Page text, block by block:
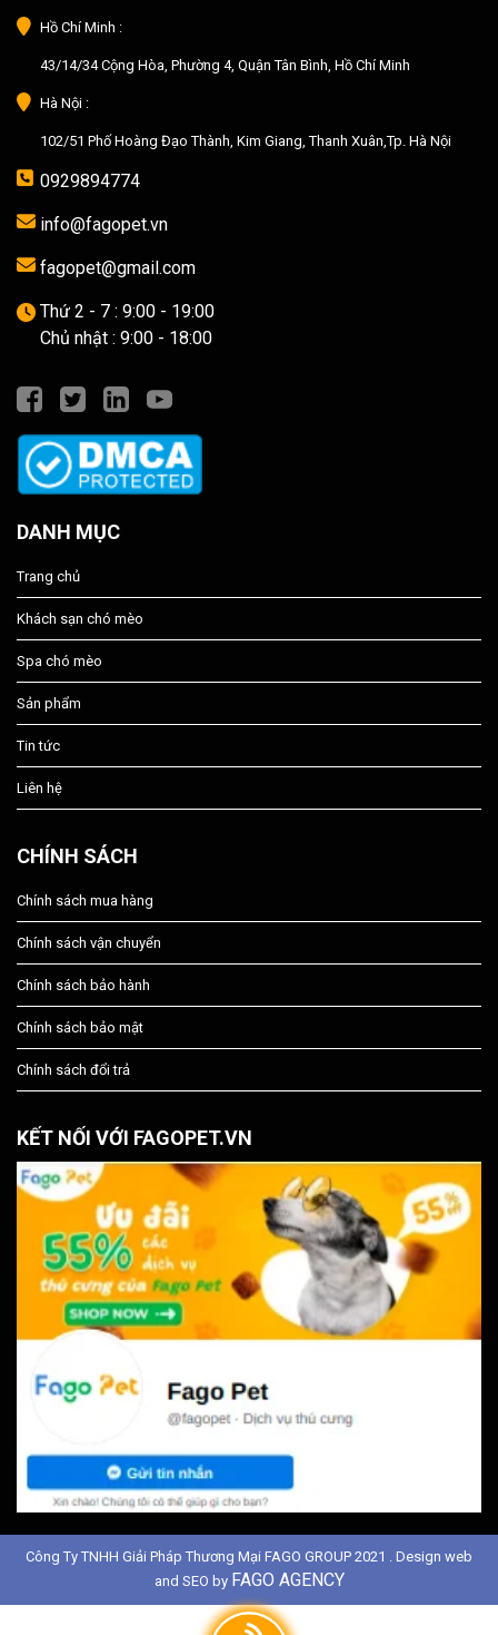
Hồ Chí Minh :
43/14/34 Cộng Hòa, Phường 4, Quận Tân Bình, Hồ Chí Minh
Hà Nội :
102/51 Phố Hoàng Đạo Thành, Kim Giang, Thanh Xuân,Tp. Hà Nội
0929894774
info@fagopet.vn
fagopet@gmail.com
Thứ 2 - 7 : 9:00 - 19:00
Chủ nhật : 9:00 - 18:00
DANH MỤC
Trang chủ
Khách sạn chó mèo
Spa chó mèo
Sản phẩm
Tin tức
Liên hệ
CHÍNH SÁCH
Chính sách mua hàng
Chính sách vận chuyển
Chính sách bảo hành
Chính sách bảo mật
Chính sách đổi trả
KẾT NỐI VỚI FAGOPET.VN
Công Ty TNHH Giải Pháp Thương Mại FAGO GROUP 2021 . Design web
and SEO by FAGO AGENCY